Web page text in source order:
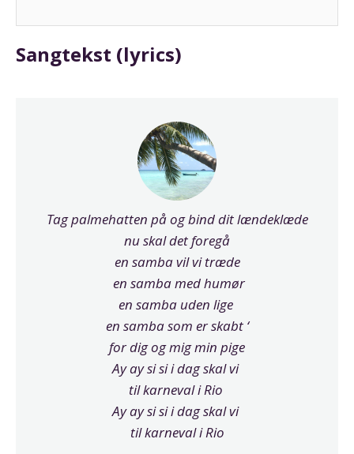
Sangtekst (lyrics)
Tag palmehatten på og bind dit lændeklæde
nu skal det foregå
en samba vil vi træde
en samba med humør
en samba uden lige
en samba som er skabt ‘
for dig og mig min pige
Ay ay si si i dag skal vi
til karneval i Rio
Ay ay si si i dag skal vi
til karneval i Rio